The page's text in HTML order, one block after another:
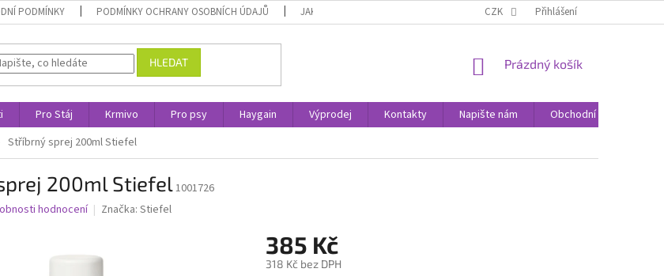
PODMÍNKY PODMÍNKY OCHRANY OSOBNÍCH ÚDAJŮ JAK NAKUPOVAT CZK Přihlášení
HLEDAT
NÁKUPNÍ
Prázdný košík
Pro Stáj Krmivo Pro psy Haygain Výprodej Kontakty Napište nám
Obchodní podmínky
Stříbrný sprej 200ml Stiefel
200ml Stiefel1001726
hodnocení Značka: Stiefel
385 Kč
318 Kč bez DPH